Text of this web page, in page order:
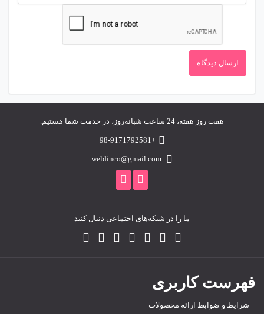
هفت روز هفته، 24 ساعت شبانه‌روز، در خدمت شما هستیم.
+98-9171792581
weldinco@gmail.com
ما را در شبکه‌های اجتماعی دنبال کنید
فهرست کاربری
شرایط و ضوابط ارائه محصولات